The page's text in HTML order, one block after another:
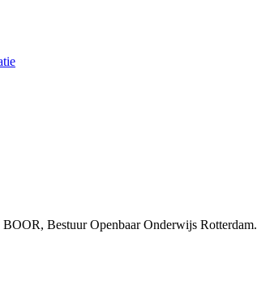
Bestuur Openbaar Onderwijs Rotterdam.